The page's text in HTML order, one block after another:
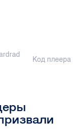
Код плеера